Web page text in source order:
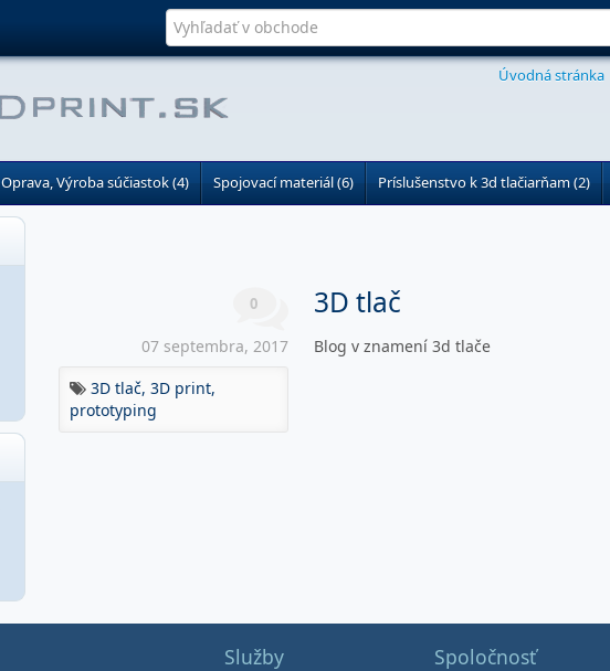
Úvodná stránka
Oprava, Výroba súčiastok (4) Spojovací materiál (6) Príslušenstvo k 3d tlačiarňam (2)
0
07 septembra, 2017
3D tlač, 3D print,
prototyping
3D tlač
Blog v znamení 3d tlače
Služby Spoločnosť